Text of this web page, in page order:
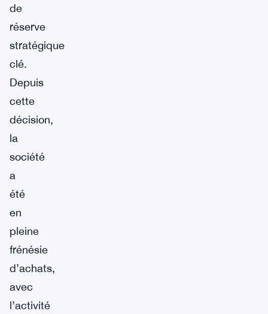
de
réserve
stratégique
clé.
Depuis
cette
décision,
la
société
a
été
en
pleine
frénésie
d’achats,
avec
l’activité